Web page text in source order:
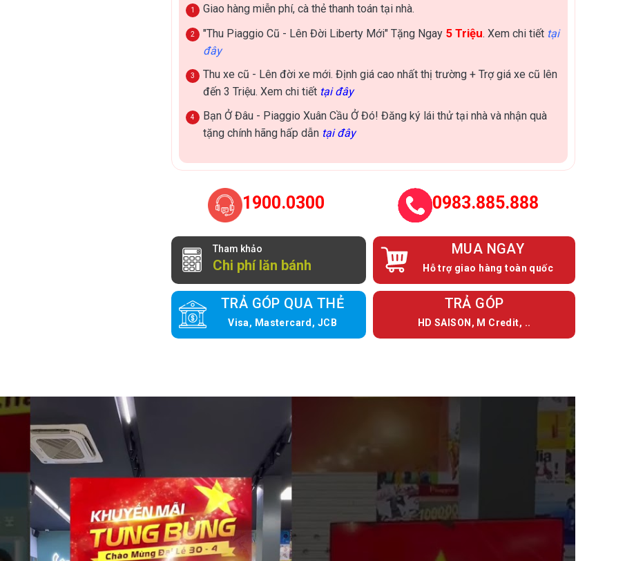
Giao hàng miễn phí, cà thẻ thanh toán tại nhà.
"Thu Piaggio Cũ - Lên Đời Liberty Mới" Tặng Ngay 5 Triệu. Xem chi tiết tại
đây
Thu xe cũ - Lên đời xe mới. Định giá cao nhất thị trường + Trợ giá xe cũ lên
đến 3 Triệu. Xem chi tiết tại đây
Bạn Ở Đâu - Piaggio Xuân Cầu Ở Đó! Đăng ký lái thử tại nhà và nhận quà
tặng chính hãng hấp dẫn tại đây
1900.0300 0983.885.888
Tham khảo
Chi phí lăn bánh
MUA NGAY
Hỗ trợ giao hàng toàn quốc
TRẢ GÓP QUA THẺ
Visa, Mastercard, JCB
TRẢ GÓP
HD SAISON, M Credit, ..